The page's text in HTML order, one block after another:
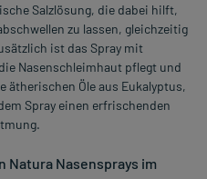
Salzlösung, die dabei hilft,
zu lassen, gleichzeitig
ist das Spray mit
Nasenschleimhaut pflegt und
Öle aus Eukalyptus,
Spray einen erfrischenden
Natura Nasensprays im